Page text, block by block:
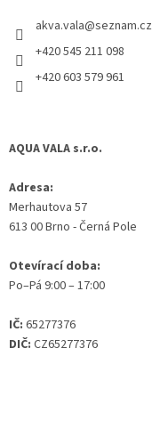
akva.vala@seznam.cz
+420 545 211 098
+420 603 579 961
AQUA VALA s.r.o.
Adresa:
Merhautova 57
613 00 Brno - Černá Pole
Otevírací doba:
Po–Pá 9:00 – 17:00
IČ: 65277376
DIČ: CZ65277376